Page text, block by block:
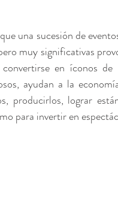
de Eventos
eventos Brindis
una sucesión de
muy significativas
en íconos
ayudan a la
producirlos, lograr
para invertir en